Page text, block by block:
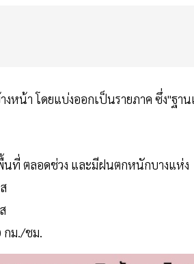
หน้า โดยแบ่งออกเป็นรายภาค ซึ่ง"ฐา
ที่ ตลอดช่วง และมีฝนตกหนักบางแห่ง
กม./ชม.